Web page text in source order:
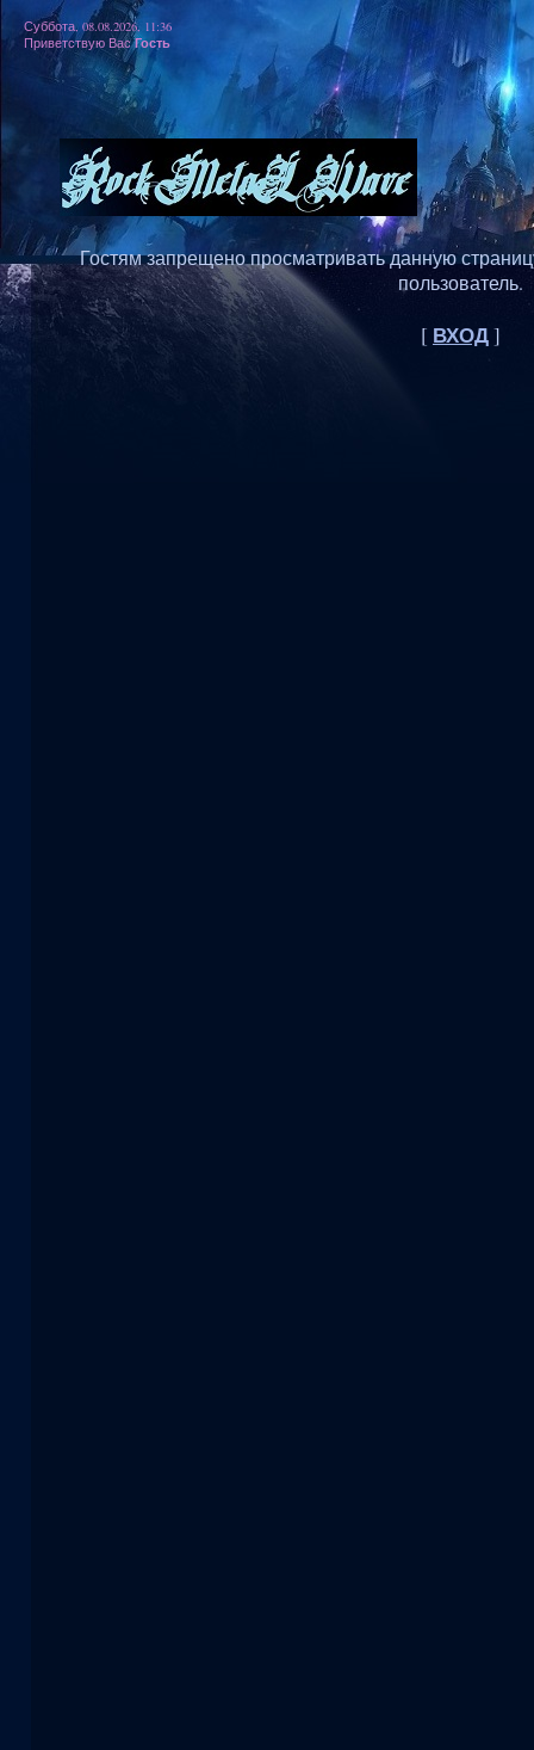
Суббота, 08.08.2026, 11:36
Приветствую Вас Гость
Гостям запрещено просматривать данную
пользователь.
[ ВХОД]